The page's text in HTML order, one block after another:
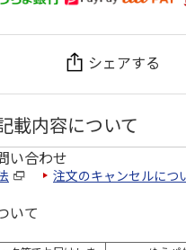
シェアする
載内容について
い合わせ
注文のキャンセルにつ
いて